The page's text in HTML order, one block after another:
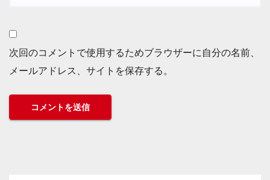
次回のコメントで使用するためブラウザーに自分の名前、
メールアドレス、サイトを保存する。